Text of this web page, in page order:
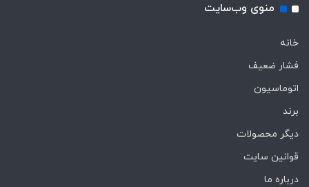
منوی وب‌سایت
خانه
فشار ضعیف
اتوماسیون
برند
دیگر محصولات
قوانین سایت
درباره ما